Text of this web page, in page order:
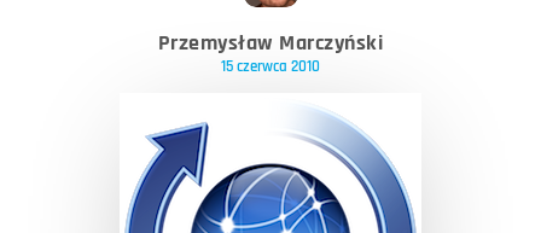
Przemysław Marczyński
15 czerwca 2010